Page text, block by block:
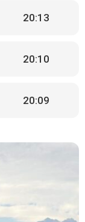
20:13
20:10
20:09